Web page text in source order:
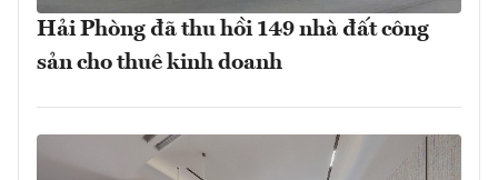
Hải Phòng đã thu hồi 149 nhà đất công
sản cho thuê kinh doanh